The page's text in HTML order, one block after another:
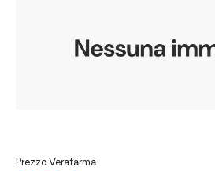
Prezzo Verafarma